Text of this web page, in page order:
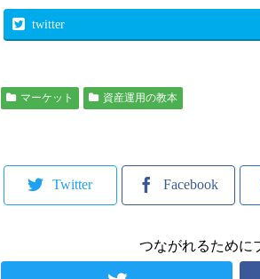
twitter
マーケット 資産運用の教本
Twitter Facebook
つながれるために